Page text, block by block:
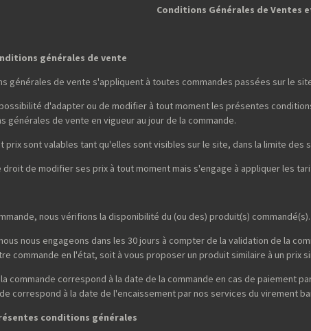
Conditions Générales de Ventes
générales de vente
générales de vente s'appliquent à toutes commandes passées sur le
d'adapter ou de modifier à tout moment les présentes
générales de vente en vigueur au jour de la commande.
prix sont valables tant qu'elles sont visibles sur le site, dans la limite des
de modifier ses prix à tout moment mais s'engage à appliquer les
nous vérifions la disponibilité du (ou des) produit(s) commandé(s).
nous engageons dans les 30 jours à compter de la validation de la
commande en l'état, soit à vous proposer un produit similaire à un prix
commande correspond à la date de la commande en cas de paiement
correspond à la date de l'encaissement par nos services du virement
conditions générales